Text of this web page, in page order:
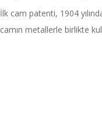
İlk cam patenti, 1904
camın metallerle birlikte